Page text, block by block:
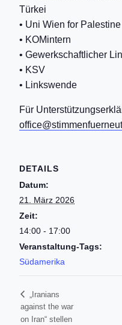
Türkei
• Uni Wien for Palestine
• KOMintern
• Gewerkschaftlicher
• KSV
• Linkswende
Für
DETAILS
Datum:
21. März 2026
Zeit:
14:00 - 17:00
Veranstaltung-Tags:
Südamerika
„Iranians
against the war
on Iran“ stellen